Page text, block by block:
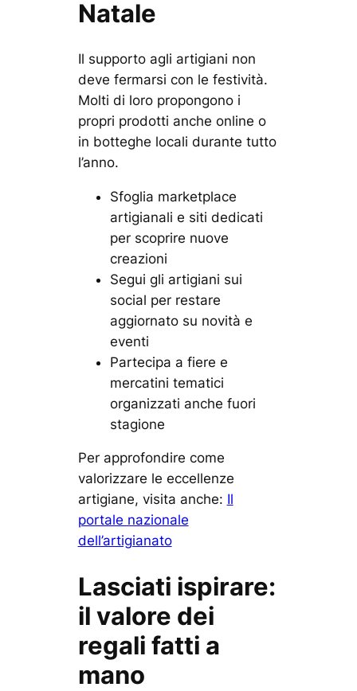
Natale
Il supporto agli artigiani non
deve fermarsi con le festività.
Molti di loro propongono i
propri prodotti anche online o
in botteghe locali durante tutto
l’anno.
Sfoglia marketplace
artigianali e siti dedicati
per scoprire nuove
creazioni
Segui gli artigiani sui
social per restare
aggiornato su novità e
eventi
Partecipa a fiere e
mercatini tematici
organizzati anche fuori
stagione
Per approfondire come
valorizzare le eccellenze
artigiane, visita anche: Il
portale nazionale
dell’artigianato
Lasciati ispirare:
il valore dei
regali fatti a
mano